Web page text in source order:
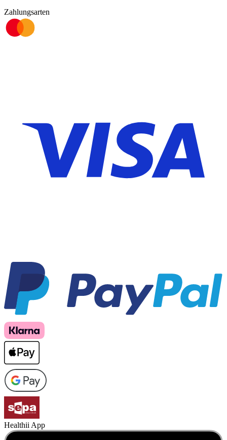
Zahlungsarten
Healthii App